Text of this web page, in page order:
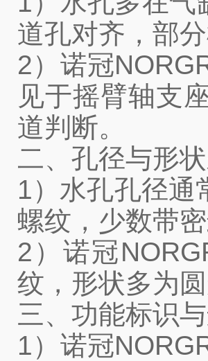
道孔对齐，部
2）诺冠
见于摇臂轴支
道判断。
二、孔径与形
1）水孔孔径通
螺纹，少数带密
2）诺冠
纹，形状多为
三、功能标识
1）诺冠